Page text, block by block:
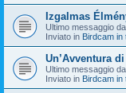
Izgalmas
Ultimo messaggio da
Inviato in Birdcam in
Un’Avventura
Ultimo messaggio da
Inviato in Birdcam in